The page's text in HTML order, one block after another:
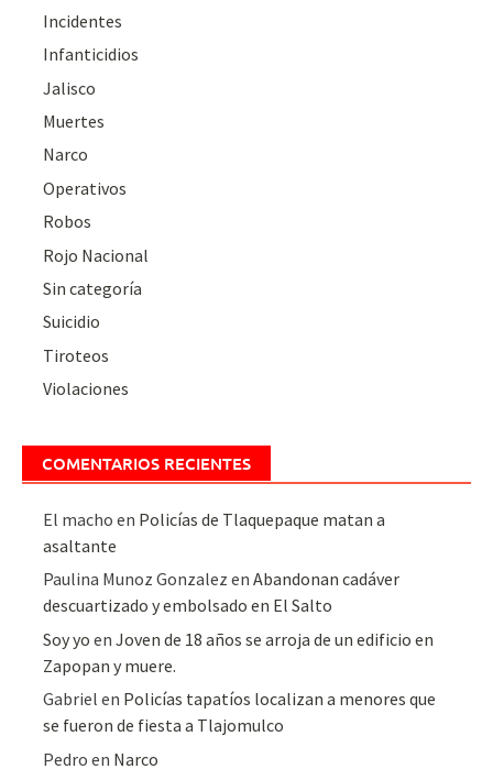
Incidentes
Infanticidios
Jalisco
Muertes
Narco
Operativos
Robos
Rojo Nacional
Sin categoría
Suicidio
Tiroteos
Violaciones
COMENTARIOS RECIENTES
El macho en Policías de Tlaquepaque matan a
asaltante
Paulina Munoz Gonzalez enAbandonan cadáver
descuartizado y embolsado en El Salto
Soy yo enJoven de 18 años se arroja de un edificio en
Zapopan y muere.
Gabriel en Policías tapatíos localizan a menores que
se fueron de fiesta a Tlajomulco
Pedro en Narco